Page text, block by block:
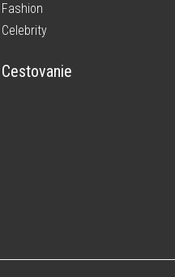
Fashion
Celebrity
Cestovanie